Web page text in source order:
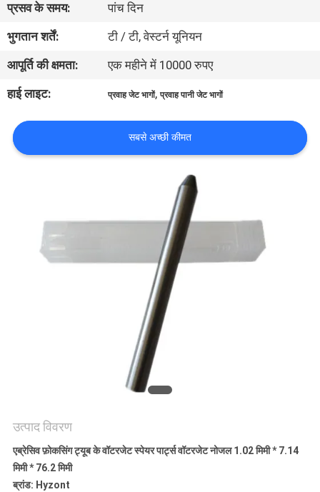
गुणवत्ता
नियंत्रण
एक
उद्धरण
का
साइटमैप
प्रसव के समय:
पांच दिन
भुगतान शर्तें:
टी / टी, वेस्टर्न यूनियन
आपूर्ति की क्षमता:
एक महीने में 10000 रुपए
हाई लाइट:
प्रवाह जेट भागों,प्रवाह पानी जेट भागों
सबसे अच्छी कीमत
उत्पाद विवरण
एब्रेसिव फ़ोकसिंग ट्यूब के वॉटरजेट स्पेयर पार्ट्स वॉटरजेट नोजल 1.02 मिमी * 7.14
मिमी * 76.2 मिमी
ब्रांड: Hyzont